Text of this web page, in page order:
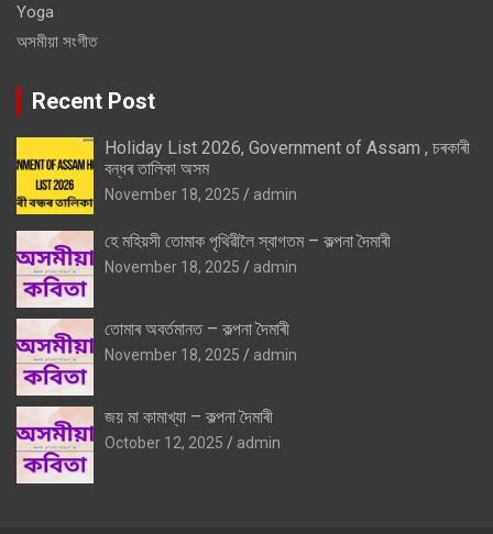
Yoga
অসমীয়া সংগীত
Recent Post
Holiday List 2026, Government of Assam , চৰকাৰী
বন্ধৰ তালিকা অসম
November 18, 2025 admin
হে মহিয়সী তোমাক পৃথিৱীলৈ স্বাগতম – কল্পনা দৈমাৰী
November 18, 2025 admin
তোমাৰ অবৰ্তমানত – কল্পনা দৈমাৰী
November 18, 2025 admin
জয় মা কামাখ্যা – কল্পনা দৈমাৰী
October 12, 2025 admin